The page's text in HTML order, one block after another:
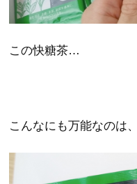
この快糖茶…
こんなにも万能なのは、